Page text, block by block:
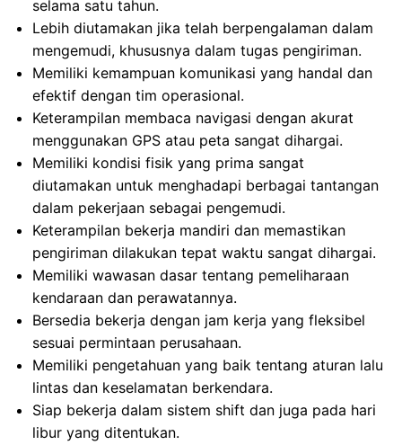
selama satu tahun.
Lebih diutamakan jika telah berpengalaman dalam
mengemudi, khususnya dalam tugas pengiriman.
Memiliki kemampuan komunikasi yang handal dan
efektif dengan tim operasional.
Keterampilan membaca navigasi dengan akurat
menggunakan GPS atau peta sangat dihargai.
Memiliki kondisi fisik yang prima sangat
diutamakan untuk menghadapi berbagai tantangan
dalam pekerjaan sebagai pengemudi.
Keterampilan bekerja mandiri dan memastikan
pengiriman dilakukan tepat waktu sangat dihargai.
Memiliki wawasan dasar tentang pemeliharaan
kendaraan dan perawatannya.
Bersedia bekerja dengan jam kerja yang fleksibel
sesuai permintaan perusahaan.
Memiliki pengetahuan yang baik tentang aturan lalu
lintas dan keselamatan berkendara.
Siap bekerja dalam sistem shift dan juga pada hari
libur yang ditentukan.